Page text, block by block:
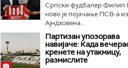
Српски фудбалер Филип
ново је појачање ПСВ-а из
Ајндховена...
Партизан упозорава
навијаче: Када
кренете на утакмицу,
размислите